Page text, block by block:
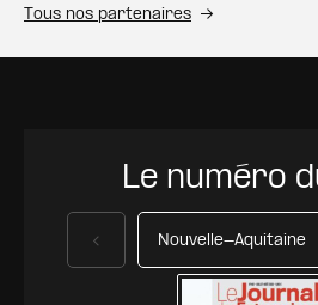
Tous nos partenaires
Le numéro
Précédent